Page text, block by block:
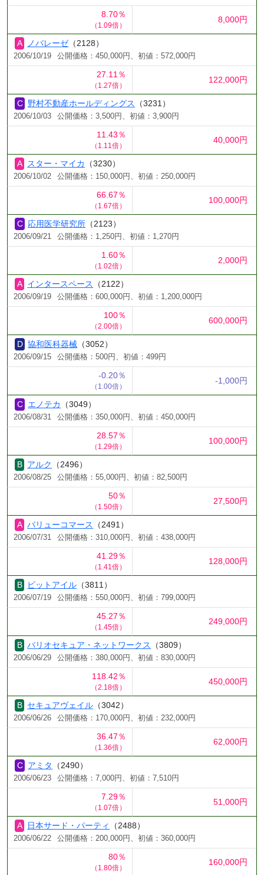
8.70％
（1.09倍）
8,000円
ノバレーゼ（2128）
2006/10/19 公開価格：450,000円、初値：572,000円
27.11％
（1.27倍）
122,000円
野村不動産ホールディングス （3231）
2006/10/03 公開価格：3,500円、初値：3,900円
11.43％
（1.11倍）
40,000円
スター・マイカ （3230）
2006/10/02 公開価格：150,000円、初値：250,000円
66.67％
（1.67倍）
100,000円
応用医学研究所 （2123）
2006/09/21 公開価格：1,250円、初値：1,270円
1.60％
（1.02倍）
2,000円
インタースペース （2122）
2006/09/19 公開価格：600,000円、初値：1,200,000円
100％
（2.00倍）
600,000円
協和医科器械 （3052）
2006/09/15 公開価格：500円、初値：499円
-0.20％
（1.00倍）
-1,000円
エノテカ （3049）
2006/08/31 公開価格：350,000円、初値：450,000円
28.57％
（1.29倍）
100,000円
アルク （2496）
2006/08/25 公開価格：55,000円、初値：82,500円
50％
（1.50倍）
27,500円
バリューコマース （2491）
2006/07/31 公開価格：310,000円、初値：438,000円
41.29％
（1.41倍）
128,000円
ビットアイル （3811）
2006/07/19 公開価格：550,000円、初値：799,000円
45.27％
（1.45倍）
249,000円
バリオセキュア・ネットワークス （3809）
2006/06/29 公開価格：380,000円、初値：830,000円
118.42％
（2.18倍）
450,000円
セキュアヴェイル （3042）
2006/06/26 公開価格：170,000円、初値：232,000円
36.47％
（1.36倍）
62,000円
アミタ （2490）
2006/06/23 公開価格：7,000円、初値：7,510円
7.29％
（1.07倍）
51,000円
日本サード・パーティ （2488）
2006/06/22 公開価格：200,000円、初値：360,000円
80％
（1.80倍）
160,000円